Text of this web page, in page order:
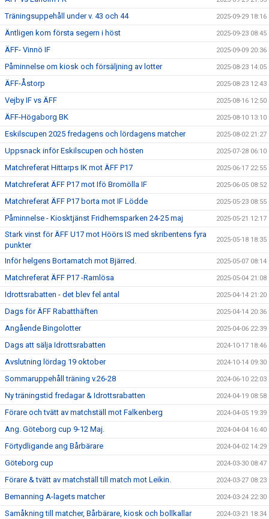
Träningsuppehåll under v. 43 och 44 2025-09-29 18:16
Äntligen kom första segern i höst 2025-09-23 08:45
ÄFF- Vinnö IF 2025-09-09 20:36
Påminnelse om kiosk och försäljning av lotter 2025-08-23 14:05
ÄFF-Åstorp 2025-08-23 12:43
Vejby IF vs ÄFF 2025-08-16 12:50
ÄFF-Högaborg BK 2025-08-10 13:10
Eskilscupen 2025 fredagens och lördagens matcher 2025-08-02 21:27
Uppsnack inför Eskilscupen och hösten 2025-07-28 06:10
Matchreferat Hittarps IK mot ÄFF P17 2025-06-17 22:55
Matchreferat ÄFF P17 mot Ifö Bromölla IF 2025-06-05 08:52
Matchreferat ÄFF P17 borta mot IF Lödde 2025-05-23 08:55
Påminnelse - Kiosktjänst Fridhemsparken 24-25 maj 2025-05-21 12:17
Stark vinst för ÄFF U17 mot Höörs IS med skribentens fyra
punkter
2025-05-18 18:35
Inför helgens Bortamatch mot Bjärred. 2025-05-07 08:14
Matchreferat ÄFF P17 -Ramlösa 2025-05-04 21:08
Idrottsrabatten - det blev fel antal 2025-04-14 21:20
Dags för ÄFF Rabatthäften 2025-04-14 20:36
Angående Bingolotter 2025-04-06 22:39
Dags att sälja Idrottsrabatten 2024-10-17 18:46
Avslutning lördag 19 oktober 2024-10-14 09:30
Sommaruppehåll träning v.26-28 2024-06-10 22:03
Ny träningstid fredagar & Idrottsrabatten 2024-04-19 08:58
Förare och tvätt av matchställ mot Falkenberg 2024-04-05 19:39
Ang. Göteborg cup 9-12 Maj. 2024-04-04 16:40
Förtydligande ang Bårbärare 2024-04-02 14:29
Göteborg cup 2024-03-30 08:47
Förare & tvätt av matchställ till match mot Leikin. 2024-03-27 08:23
Bemanning A-lagets matcher 2024-03-24 22:30
Samåkning till matcher, Bårbärare, kiosk och bollkallar 2024-03-21 18:34